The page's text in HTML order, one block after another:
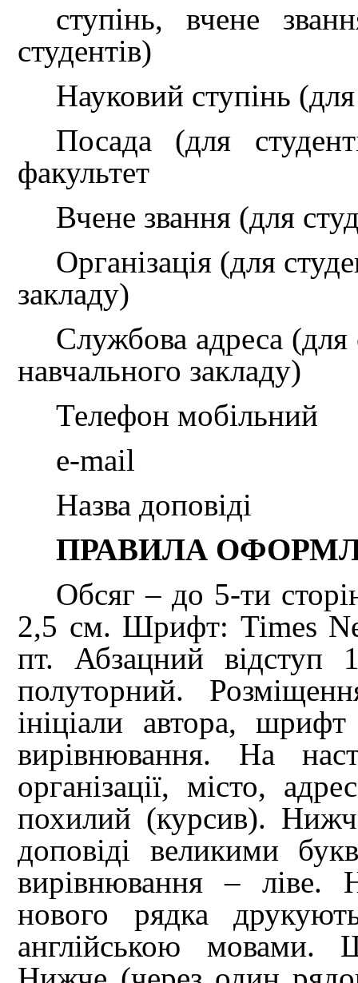
ступінь, вчене
студентів)
Науковий ступінь
Посада (для
факультет
Вчене звання (для
Організація (для
закладу)
Службова адреса (для
навчального закладу)
Телефон мобільний
e-mail
Назва доповіді
ПРАВИЛА
Обсяг – до 5-ти
2,5 см. Шрифт: Times
пт. Абзацний відступ
полуторний.
ініціали автора,
вирівнювання. На
організації, місто,
похилий (курсив).
доповіді великими
вирівнювання –
нового рядка
англійською